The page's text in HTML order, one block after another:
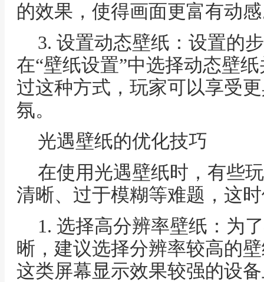
的效果，使得画面更富有动
3. 设置动态壁纸：设置的
在“壁纸设置”中选择动态壁
过这种方式，玩家可以享受
氛。
光遇壁纸的优化技巧
在使用光遇壁纸时，有些
清晰、过于模糊等难题，这
1. 选择高分辨率壁纸：为
晰，建议选择分辨率较高的
这类屏幕显示效果较强的设